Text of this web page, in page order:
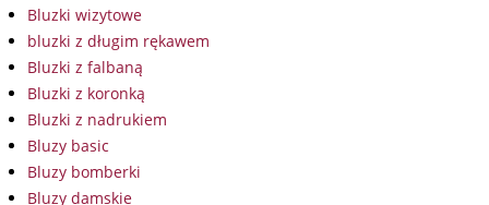
Bluzki wizytowe
bluzki z długim rękawem
Bluzki z falbaną
Bluzki z koronką
Bluzki z nadrukiem
Bluzy basic
Bluzy bomberki
Bluzy damskie